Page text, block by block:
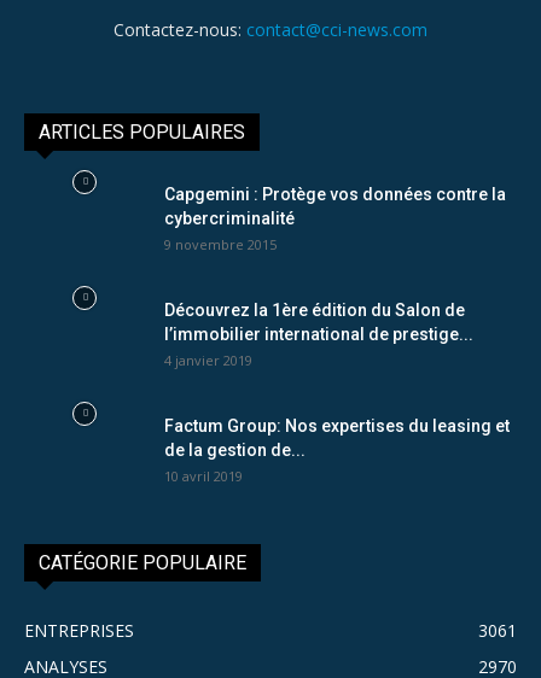
Contactez-nous: contact@cci-news.com
ARTICLES POPULAIRES
Capgemini : Protège vos données contre la
cybercriminalité
9 novembre 2015
Découvrez la 1ère édition du Salon de
l’immobilier international de prestige...
4 janvier 2019
Factum Group: Nos expertises du leasing et
de la gestion de...
10 avril 2019
CATÉGORIE POPULAIRE
ENTREPRISES
3061
ANALYSES
2970